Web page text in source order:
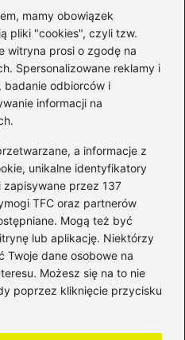
mamy obowiązek
pliki "cookies", czyli tzw.
witryna prosi o zgodę na
Spersonalizowane reklamy i
badanie odbiorców i
informacji na
a informacje z
unikalne identyfikatory
przez 137
TFC oraz partnerów
Mogą też być
lub aplikację. Niektórzy
dane osobowe na
Możesz się na to nie
poprzez kliknięcie przycisku